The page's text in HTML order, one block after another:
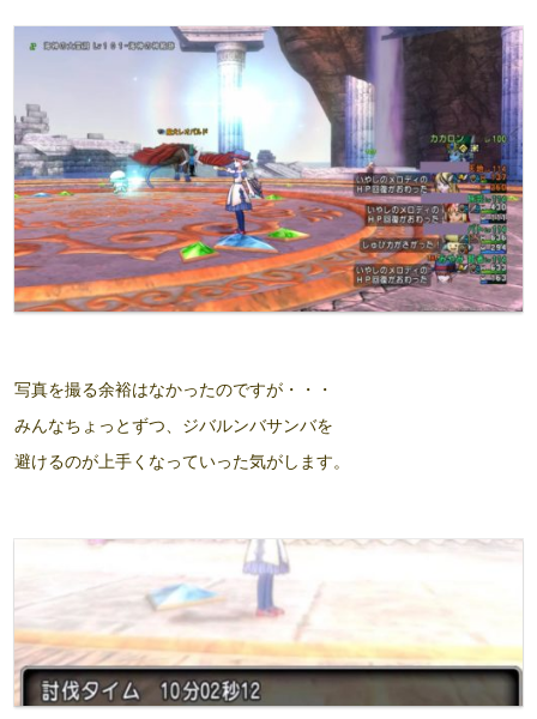
写真を撮る余裕はなかったのですが・・・
みんなちょっとずつ、ジバルンバサンバを
避けるのが上手くなっていった気がします。